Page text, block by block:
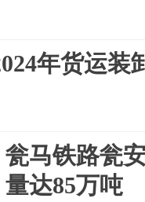
年货运装
瓮马铁路瓮
量达85万吨